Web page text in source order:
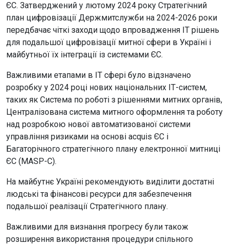
ЄС. Затверджений у лютому 2024 року Стратегічний
план цифровізації Держмитслужби на 2024-2026 роки
передбачає чіткі заходи щодо впровадження ІТ рішень
для подальшої цифровізації митної сфери в Україні і
майбутньої їх інтеграції із системами ЄС.
Важливими етапами в ІТ сфері було відзначено
розробку у 2024 році нових національних ІТ-систем,
таких як Система по роботі з рішеннями митних органів,
Централізована система митного оформлення та роботу
над розробкою нової автоматизованої системи
управління ризиками на основі acquis ЄС і
Багаторічного стратегічного плану електронної митниці
ЄС (MASP-C).
На майбутнє Україні рекомендують виділити достатні
людські та фінансові ресурси для забезпечення
подальшої реалізації Стратегічного плану.
Важливими для визнання прогресу були також
розширення використання процедури спільного